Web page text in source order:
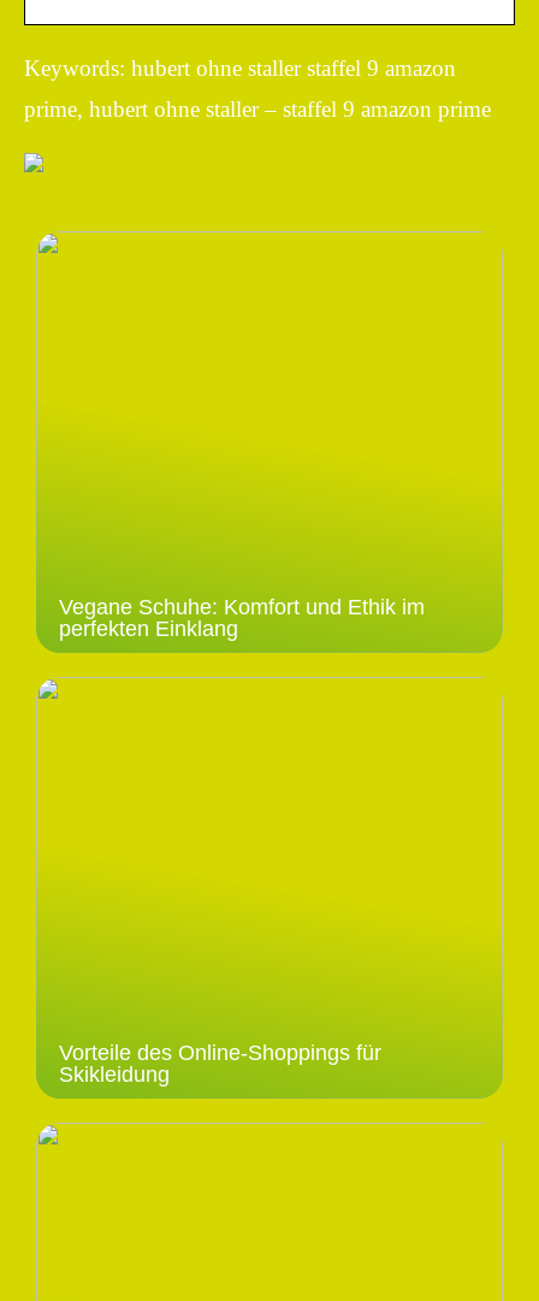
Keywords: hubert ohne staller staffel 9 amazon
prime, hubert ohne staller – staffel 9 amazon prime
Vegane Schuhe: Komfort und Ethik im
perfekten Einklang
Vorteile des Online-Shoppings für
Skikleidung